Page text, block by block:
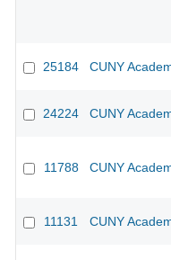
25184 CUNY
24224 CUNY
11788 CUNY
11131 CUNY